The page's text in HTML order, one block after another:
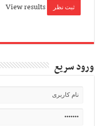
View results
ورود سریع